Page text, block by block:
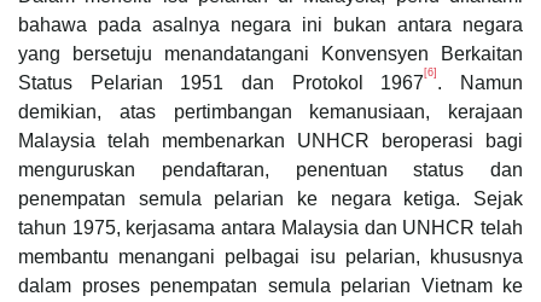
bahawa pada asalnya negara ini bukan antara negara
yang bersetuju menandatangani Konvensyen Berkaitan
Status Pelarian 1951 dan Protokol 1967[6] . Namun
demikian, atas pertimbangan kemanusiaan, kerajaan
Malaysia telah membenarkan UNHCR beroperasi bagi
menguruskan pendaftaran, penentuan status dan
penempatan semula pelarian ke negara ketiga. Sejak
tahun 1975, kerjasama antara Malaysia dan UNHCR telah
membantu menangani pelbagai isu pelarian, khususnya
dalam proses penempatan semula pelarian Vietnam ke